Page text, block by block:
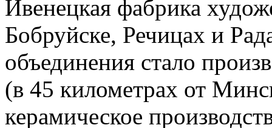
Ивенецкая фабрика
Бобруйске, Речицах и
объединения стало
(в 45 километрах от
керамическое